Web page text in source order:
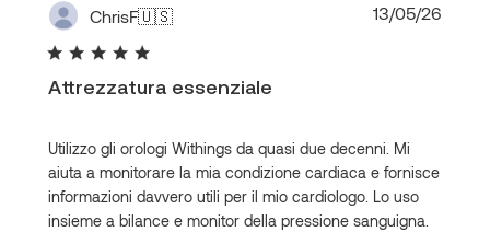
ChrisF🇺🇸
Attrezzatura essenziale
Utilizzo gli orologi Withings da quasi due decenni. Mi
aiuta a monitorare la mia condizione cardiaca e fornisce
informazioni davvero utili per il mio cardiologo. Lo uso
insieme a bilance e monitor della pressione sanguigna.
13/05/26